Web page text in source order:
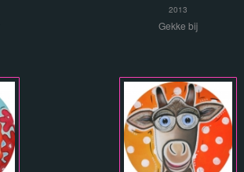
2013
Gekke bij